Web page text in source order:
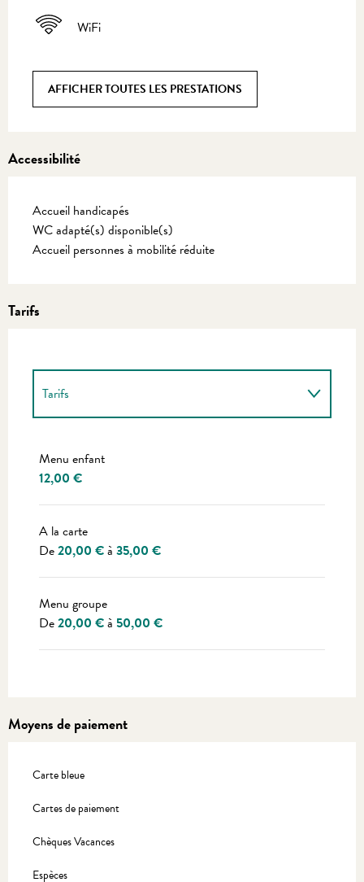
WiFi
AFFICHER TOUTES LES PRESTATIONS
Accessibilité
Accueil handicapés
WC adapté(s) disponible(s)
Accueil personnes à mobilité réduite
Tarifs
Tarifs
Menu enfant
12,00 €
A la carte
De20,00 €à 35,00 €
Menu groupe
De20,00 €à 50,00 €
Moyens de paiement
Carte bleue
Cartes de paiement
Chèques Vacances
Espèces